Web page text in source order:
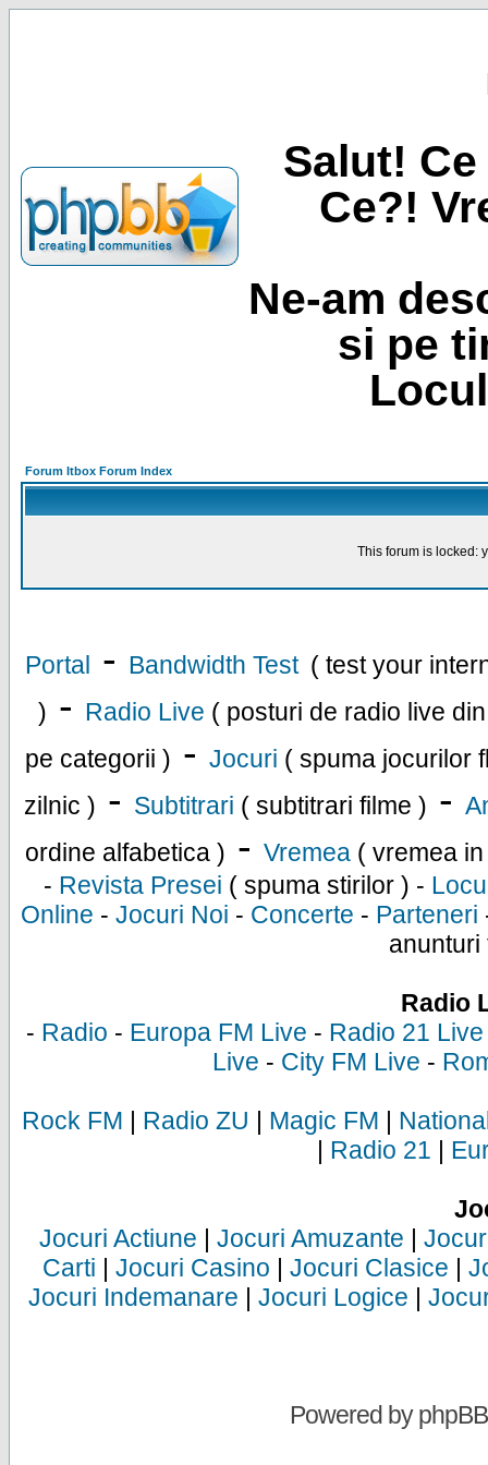
Salut!
Ce?!
Ne-am
si pe
Forum Itbox Forum Index
This forum is locked:
Portal - Bandwidth Test ( test your
) - Radio Live ( posturi de radio live
pe categorii ) - Jocuri ( spuma jocurilor
zilnic ) - Subtitrari ( subtitrari filme ) -
ordine alfabetica ) - Vremea ( vremea
- Revista Presei ( spuma stirilor ) -
Online - Jocuri Noi - Concerte - Parteneri
anunturi
Radio
- Radio - Europa FM Live - Radio 21 Live
Live - City FM Live -
Rock FM | Radio ZU | Magic FM |
| Radio 21 |
Jocuri Actiune | Jocuri Amuzante |
Carti | Jocuri Casino | Jocuri Clasice |
Jocuri Indemanare | Jocuri Logice |
Powered byphpBB